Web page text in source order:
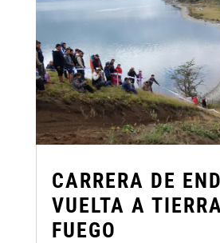
CARRERA DE
VUELTA A
FUEGO